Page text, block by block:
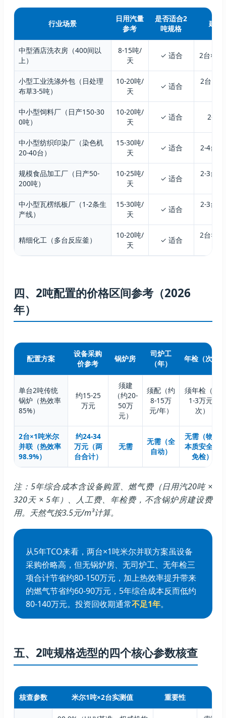
行业场景
日用汽量
参考
是否适合2
吨规格
建议
中型酒店洗衣房（400间以
上）
8-15吨/
天
✓ 适合 2台×1
小型工业洗涤外包（日处理
布草3-5吨）
10-20吨/
天
✓ 适合
2台×1
中小型饲料厂（日产150-30
0吨）
10-20吨/
天
✓ 适合 2-3
中小型纺织印染厂（染色机
20-40台）
15-30吨/
天
✓ 适合 2-4台
规模食品加工厂（日产50-
200吨）
10-25吨/
天
✓ 适合
2-3台
中小型瓦楞纸板厂（1-2条生
产线）
15-30吨/
天
✓ 适合
2-3台
精细化工（多台反应釜）
10-20吨/
天
✓ 适合
2台×1
四、2吨配置的价格区间参考（2026
年）
配置方案
设备采购
价参考
锅炉房
司炉工
（年）
年检（次）
单台2吨传统
锅炉（热效率
85%）
约15-25
万元
须建
（约20-
50万
元）
须配（约
8-15万
元/年）
须年检（约
1-3万元/
次）
2台×1吨米尔
并联（热效率
98.9%）
约24-34
万元（两
台合计）
无需
无需（全
自动）
无需（物理
本质安全真
免检）
注：5年综合成本含设备购置、燃气费（日用汽20吨 ×
320天 × 5年）、人工费、年检费，不含锅炉房建设费
用。天然气按3.5元/m³计算。
从5年TCO来看，两台×1吨米尔并联方案虽设备
采购价略高，但无锅炉房、无司炉工、无年检三
项合计节省约80-150万元，加上热效率提升带来
的燃气节省约60-90万元，5年综合成本反而低约
80-140万元。投资回收期通常不足1年。
五、2吨规格选型的四个核心参数核查
核查参数 米尔1吨×2台实测值 重要性